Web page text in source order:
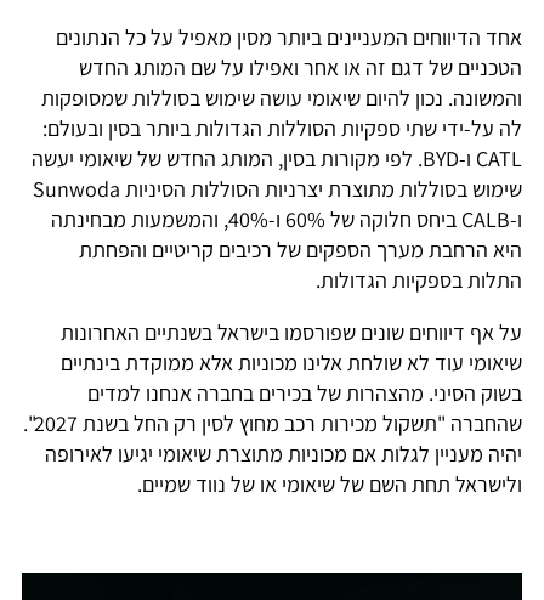
אחד הדיווחים המעניינים ביותר מסין מאפיל על כל הנתונים
הטכניים של דגם זה או אחר ואפילו על שם המותג החדש
והמשונה. נכון להיום שיאומי עושה שימוש בסוללות שמסופקות
לה על-ידי שתי ספקיות הסוללות הגדולות ביותר בסין ובעולם:
CATL ו-BYD. לפי מקורות בסין, המותג החדש של שיאומי יעשה
שימוש בסוללות מתוצרת יצרניות הסוללות הסיניות Sunwoda
ו-CALB ביחס חלוקה של 60% ו-40%, והמשמעות מבחינתה
היא הרחבת מערך הספקים של רכיבים קריטיים והפחתת
התלות בספקיות הגדולות.
על אף דיווחים שונים שפורסמו בישראל בשנתיים האחרונות
שיאומי עוד לא שולחת אלינו מכוניות אלא ממוקדת בינתיים
בשוק הסיני. מהצהרות של בכירים בחברה אנחנו למדים
שהחברה "תשקול מכירות רכב מחוץ לסין רק החל בשנת 2027".
יהיה מעניין לגלות אם מכוניות מתוצרת שיאומי יגיעו לאירופה
ולישראל תחת השם של שיאומי או של נווד שמיים.